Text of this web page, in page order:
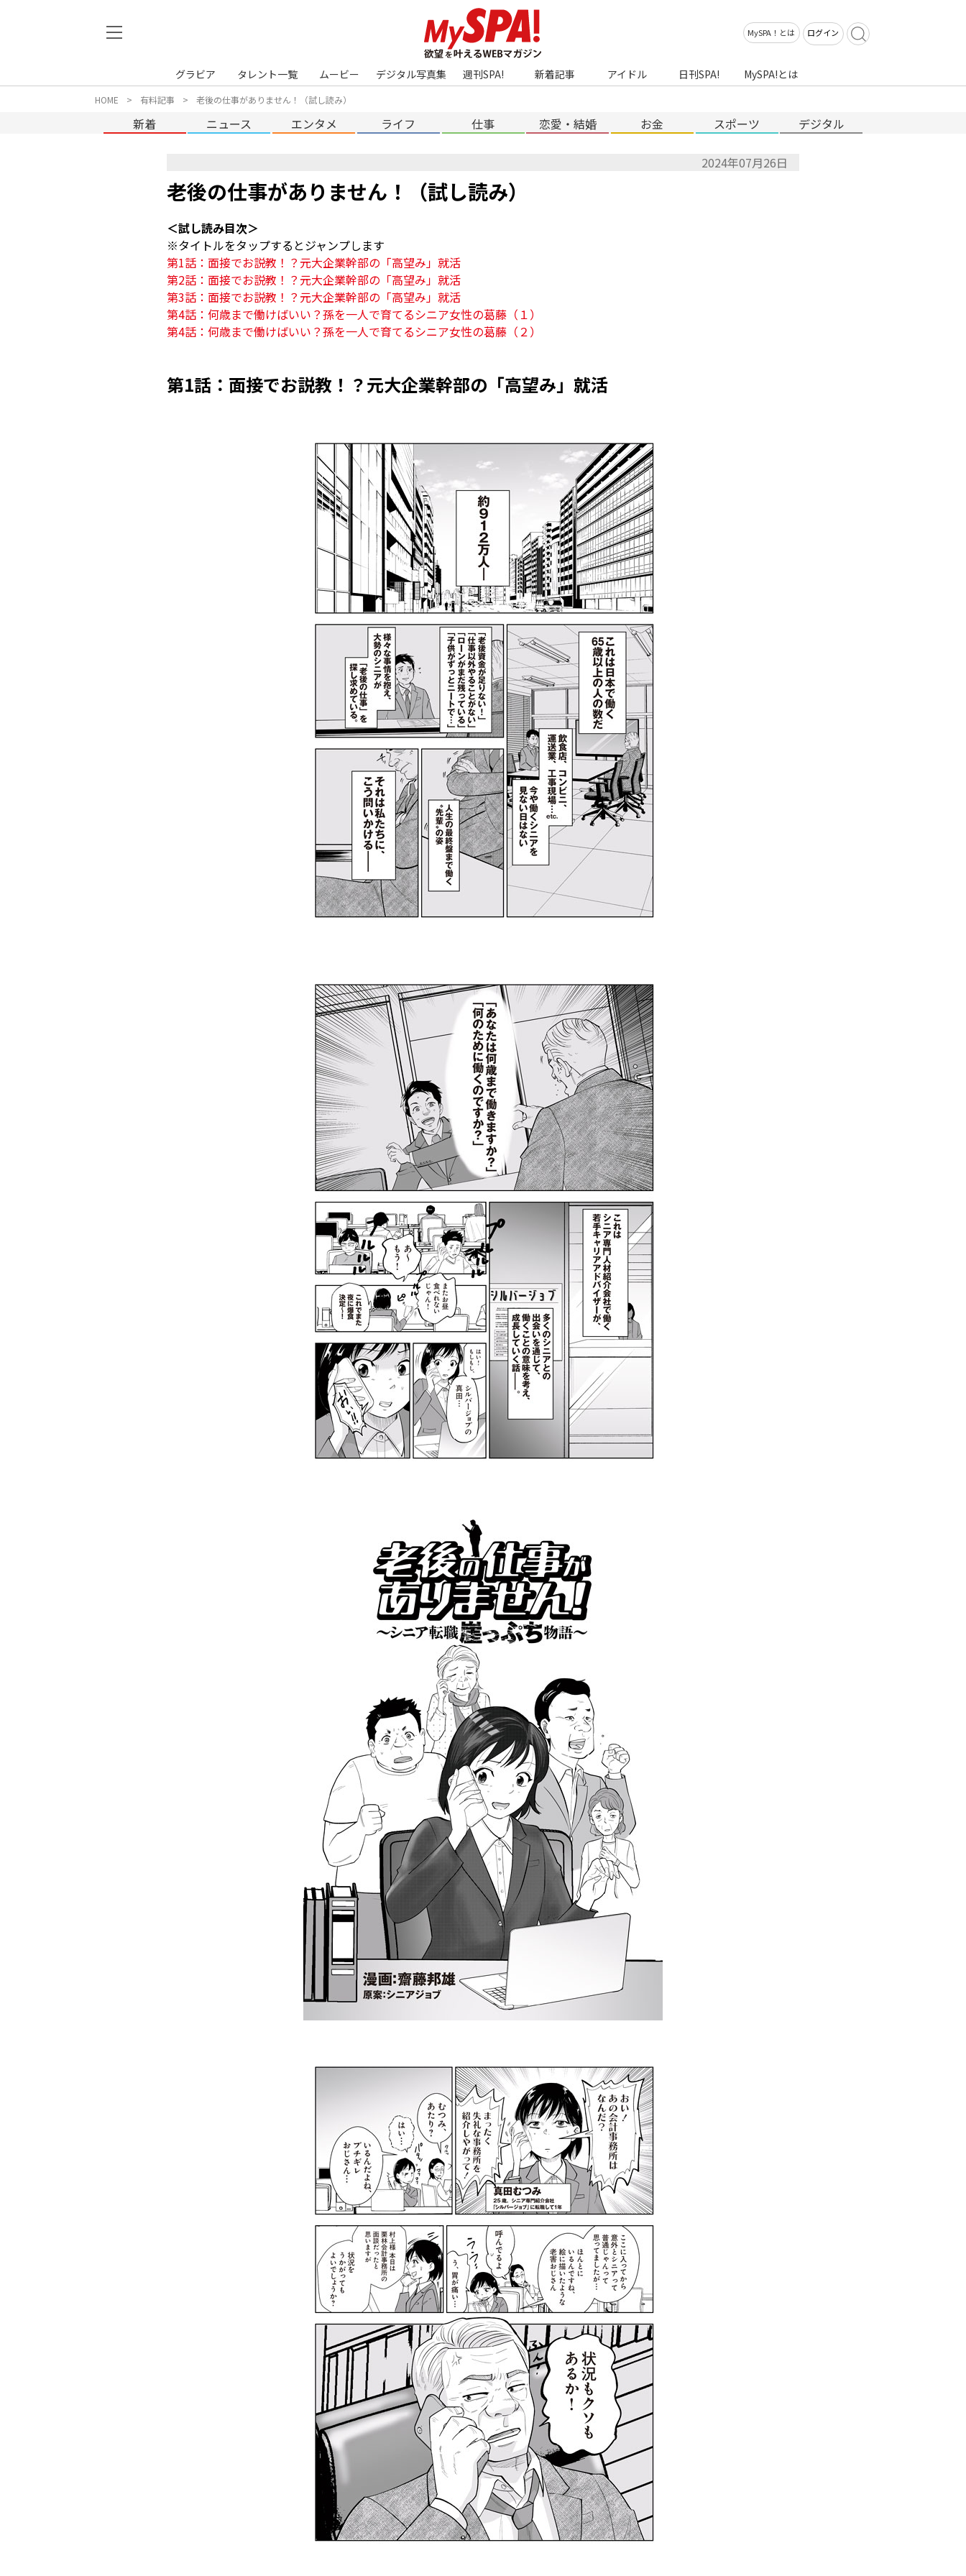
MySPA！とは ログイン
グラビア タレント一覧 ムービー デジタル写真集 週刊SPA! 新着記事 アイドル 日刊SPA! MySPA!とは
HOME 有料記事 老後の仕事がありません！（試し読み）
新着 ニュース エンタメ ライフ 仕事 恋愛・結婚 お金 スポーツ デジタル
2024年07月26日
老後の仕事がありません！（試し読み）
＜試し読み目次＞
第1話：面接でお説教！？元大企業幹部の「高望み」就活
第2話：面接でお説教！？元大企業幹部の「高望み」就活
第3話：面接でお説教！？元大企業幹部の「高望み」就活
第4話：何歳まで働けばいい？孫を一人で育てるシニア女性の葛藤（１）
第4話：何歳まで働けばいい？孫を一人で育てるシニア女性の葛藤（２）
第1話：面接でお説教！？元大企業幹部の「高望み」就活